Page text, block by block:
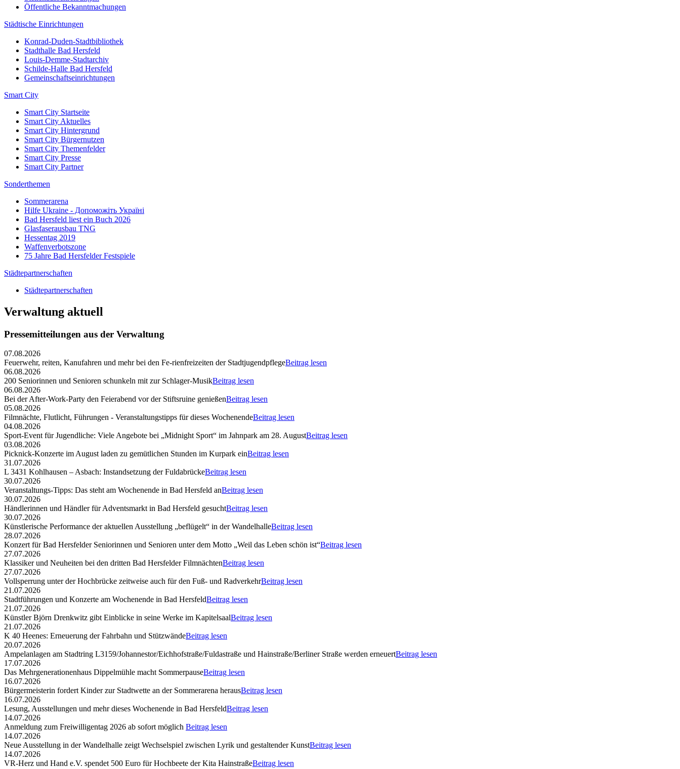
Öffentliche Bekanntmachungen
Städtische Einrichtungen
Konrad-Duden-Stadtbibliothek
Stadthalle Bad Hersfeld
Louis-Demme-Stadtarchiv
Schilde-Halle Bad Hersfeld
Gemeinschaftseinrichtungen
Smart City
Smart City Startseite
Smart City Aktuelles
Smart City Hintergrund
Smart City Bürgernutzen
Smart City Themenfelder
Smart City Presse
Smart City Partner
Sonderthemen
Sommerarena
Hilfe Ukraine - Допоможіть Україні
Bad Hersfeld liest ein Buch 2026
Glasfaserausbau TNG
Hessentag 2019
Waffenverbotszone
75 Jahre Bad Hersfelder Festspiele
Städtepartnerschaften
Städtepartnerschaften
Verwaltung aktuell
Pressemitteilungen aus der Verwaltung
07.08.2026
Feuerwehr, reiten, Kanufahren und mehr bei den Fe-rienfreizeiten der StadtjugendpflegeBeitrag lesen
06.08.2026
200 Seniorinnen und Senioren schunkeln mit zur Schlager-MusikBeitrag lesen
06.08.2026
Bei der After-Work-Party den Feierabend vor der Stiftsruine genießenBeitrag lesen
05.08.2026
Filmnächte, Flutlicht, Führungen - Veranstaltungstipps für dieses WochenendeBeitrag lesen
04.08.2026
Sport-Event für Jugendliche: Viele Angebote bei „Midnight Sport“ im Jahnpark am 28. AugustBeitrag lesen
03.08.2026
Picknick-Konzerte im August laden zu gemütlichen Stunden im Kurpark einBeitrag lesen
31.07.2026
L 3431 Kohlhausen – Asbach: Instandsetzung der FuldabrückeBeitrag lesen
30.07.2026
Veranstaltungs-Tipps: Das steht am Wochenende in Bad Hersfeld anBeitrag lesen
30.07.2026
Händlerinnen und Händler für Adventsmarkt in Bad Hersfeld gesuchtBeitrag lesen
30.07.2026
Künstlerische Performance der aktuellen Ausstellung „beflügelt“ in der WandelhalleBeitrag lesen
28.07.2026
Konzert für Bad Hersfelder Seniorinnen und Senioren unter dem Motto „Weil das Leben schön ist“Beitrag lesen
27.07.2026
Klassiker und Neuheiten bei den dritten Bad Hersfelder FilmnächtenBeitrag lesen
27.07.2026
Vollsperrung unter der Hochbrücke zeitweise auch für den Fuß- und RadverkehrBeitrag lesen
21.07.2026
Stadtführungen und Konzerte am Wochenende in Bad HersfeldBeitrag lesen
21.07.2026
Künstler Björn Drenkwitz gibt Einblicke in seine Werke im KapitelsaalBeitrag lesen
21.07.2026
K 40 Heenes: Erneuerung der Fahrbahn und StützwändeBeitrag lesen
20.07.2026
Ampelanlagen am Stadtring L3159/Johannestor/Eichhofstraße/Fuldastraße und Hainstraße/Berliner Straße werden erneuertBeitrag lesen
17.07.2026
Das Mehrgenerationenhaus Dippelmühle macht SommerpauseBeitrag lesen
16.07.2026
Bürgermeisterin fordert Kinder zur Stadtwette an der Sommerarena herausBeitrag lesen
16.07.2026
Lesung, Ausstellungen und mehr dieses Wochenende in Bad HersfeldBeitrag lesen
14.07.2026
Anmeldung zum Freiwilligentag 2026 ab sofort möglich Beitrag lesen
14.07.2026
Neue Ausstellung in der Wandelhalle zeigt Wechselspiel zwischen Lyrik und gestaltender KunstBeitrag lesen
14.07.2026
VR-Herz und Hand e.V. spendet 500 Euro für Hochbeete der Kita HainstraßeBeitrag lesen